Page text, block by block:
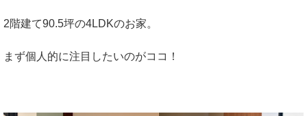
2階建て90.5坪の4LDKのお家。
まず個人的に注目したいのがココ！